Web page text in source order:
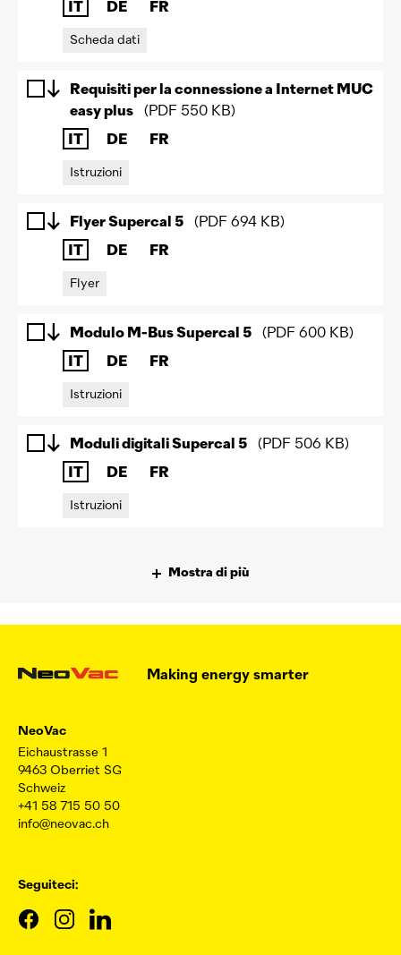
IT
DE FR
Scheda dati
Requisiti per la connessione a Internet MUC
easy plus
(PDF 550 KB)
IT
DE FR
Istruzioni
Flyer Supercal 5 (PDF 694 KB)
IT
DE FR
Flyer
Modulo M-Bus Supercal 5 (PDF 600 KB)
IT
DE FR
Istruzioni
Moduli digitali Supercal 5 (PDF 506 KB)
IT
DE FR
Istruzioni
Mostra di più
Making energy smarter
NeoVac
Eichaustrasse 1
9463 Oberriet SG
Schweiz
+41 58 715 50 50
info@neovac.ch
Seguiteci: